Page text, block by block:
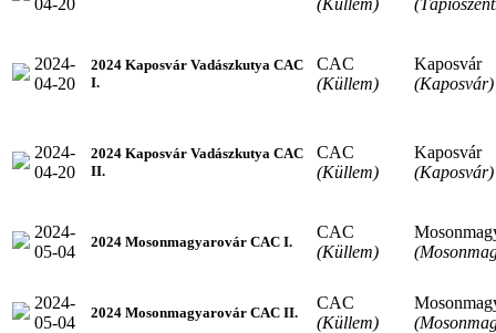
2024-
04-20
2024 Kaposvár Vadászkutya CAC
I.
CAC
(Küllem)
Kaposvár
(Kaposvár)
2024-
04-20
2024 Kaposvár Vadászkutya CAC
II.
CAC
(Küllem)
Kaposvár
(Kaposvár)
2024-
05-04
2024 Mosonmagyarovár CAC I.
CAC
(Küllem)
2024-
05-04
2024 Mosonmagyarovár CAC II.
CAC
(Küllem)